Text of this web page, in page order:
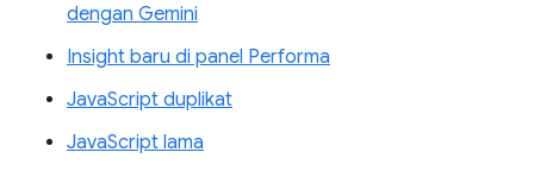
dengan Gemini
Insight baru di panel Performa
JavaScript duplikat
JavaScript lama